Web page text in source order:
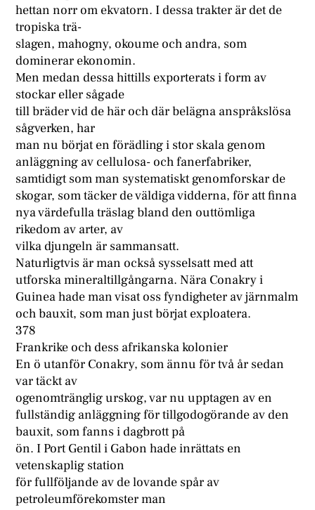
hettan norr om ekvatorn. I dessa trakter är det de
tropiska trä-
slagen, mahogny, okoume och andra, som
dominerar ekonomin.
Men medan dessa hittills exporterats i form av
stockar eller sågade
till bräder vid de här och där belägna anspråkslösa
sågverken, har
man nu börjat en förädling i stor skala genom
anläggning av cellulosa- och fanerfabriker,
samtidigt som man systematiskt genomforskar de
skogar, som täcker de väldiga vidderna, för att finna
nya värdefulla träslag bland den outtömliga
rikedom av arter, av
vilka djungeln är sammansatt.
Naturligtvis är man också sysselsatt med att
utforska mineraltillgångarna. Nära Conakry i
Guinea hade man visat oss fyndigheter av järnmalm
och bauxit, som man just börjat exploatera.
378
Frankrike och dess afrikanska kolonier
En ö utanför Conakry, som ännu för två år sedan
var täckt av
ogenomtränglig urskog, var nu upptagen av en
fullständig anläggning för tillgodogörande av den
bauxit, som fanns i dagbrott på
ön. I Port Gentil i Gabon hade inrättats en
vetenskaplig station
för fullföljande av de lovande spår av
petroleumförekomster man